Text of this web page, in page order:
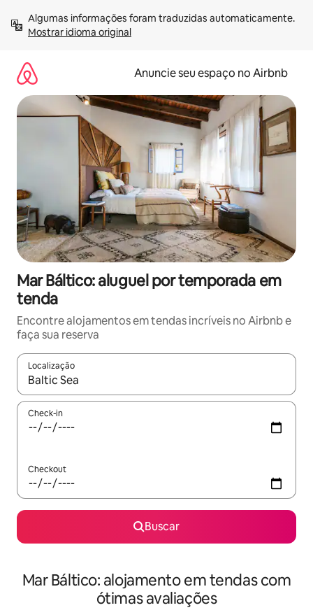
para
Mostrar idioma original
Anuncie seu espaço no Airbnb
Mar Báltico: aluguel por temporada em
tenda
Encontre alojamentos em tendas incríveis no Airbnb e
faça sua reserva
Localização
Quando os resultados estiverem disponíveis, explore-os
Check-in
Checkout
Buscar
Mar Báltico: alojamento em tendas com
ótimas avaliações